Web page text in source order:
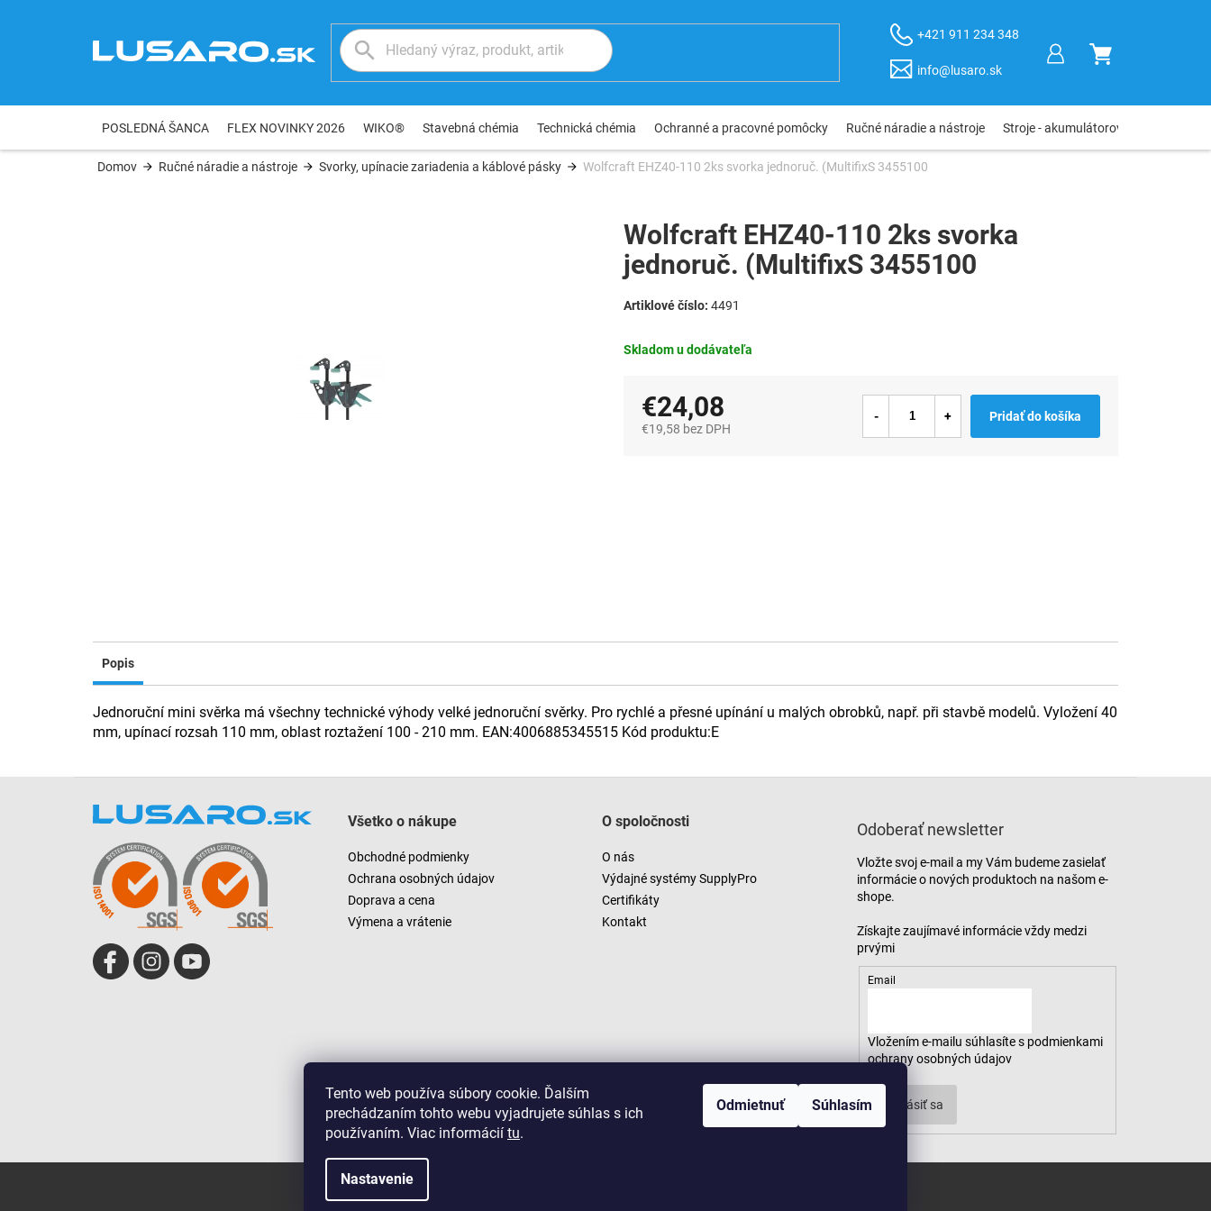
Tento web používa súbory cookie. Ďalším
prechádzaním tohto webu vyjadrujete súhlas s ich
používaním. Viac informácií tu.
Nastavenie
Odmietnuť Súhlasím
+421 911 234 348
info@lusaro.sk
NÁKUPNÝ
POSLEDNÁ ŠANCA FLEX NOVINKY 2026 WIKO® Stavebná chémia Technická chémia Ochranné a pracovné pomôcky Ručné náradie a nástroje Stroje - akumulátorové, elektro,
Domov Ručné náradie a nástroje Svorky, upínacie zariadenia a káblové pásky Wolfcraft EHZ40-110 2ks svorka jednoruč. (MultifixS 3455100
Skladom u dodávateľa
Wolfcraft EHZ40-110 2ks svorka
jednoruč. (MultifixS 3455100
4491
€24,08
€19,58 bez DPH
Pridať do košíka
Popis
Jednoruční mini svěrka má všechny technické výhody velké jednoruční svěrky. Pro rychlé a přesné upínání u malých obrobků, např. při stavbě modelů. Vyložení 40
mm, upínací rozsah 110 mm, oblast roztažení 100 - 210 mm. EAN:4006885345515 Kód produktu:E
Všetko o nákupe
Obchodné podmienky
Ochrana osobných údajov
Doprava a cena
Výmena a vrátenie
O spoločnosti
O nás
Výdajné systémy SupplyPro
Certifikáty
Kontakt
Odoberať newsletter
Vložte svoj e-mail a my Vám budeme zasielať
informácie o nových produktoch na našom e-
shope.
Email
Vložením e-mailu súhlasíte s podmienkami
ochrany osobných údajov
Prihlásiť sa